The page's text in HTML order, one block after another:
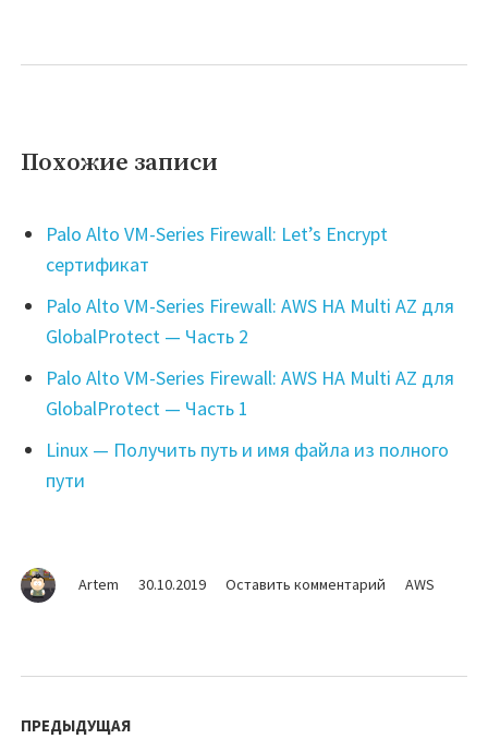
Artem 30.10.2019 Оставить комментарийна
Instance
AWS
Похожие записи
Palo Alto VM-Series Firewall: Let’s Encrypt
сертификат
Palo Alto VM-Series Firewall: AWS HA Multi AZ для
GlobalProtect — Часть 2
Palo Alto VM-Series Firewall: AWS HA Multi AZ для
GlobalProtect — Часть 1
Linux — Получить путь и имя файла из полного
пути
по
ПРЕДЫДУЩАЯ